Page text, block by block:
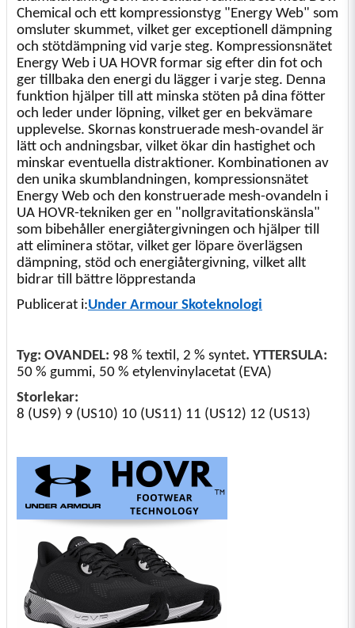
Chemical och ett kompressionstyg "Energy Web" som
omsluter skummet, vilket ger exceptionell dämpning
och stötdämpning vid varje steg. Kompressionsnätet
Energy Web i UA HOVR formar sig efter din fot och
ger tillbaka den energi du lägger i varje steg. Denna
funktion hjälper till att minska stöten på dina fötter
och leder under löpning, vilket ger en bekvämare
upplevelse. Skornas konstruerade mesh-ovandel är
lätt och andningsbar, vilket ökar din hastighet och
minskar eventuella distraktioner. Kombinationen av
den unika skumblandningen, kompressionsnätet
Energy Web och den konstruerade mesh-ovandeln i
UA HOVR-tekniken ger en "nollgravitationskänsla"
som bibehåller energiåtergivningen och hjälper till
att eliminera stötar, vilket ger löpare överlägsen
dämpning, stöd och energiåtergivning, vilket allt
bidrar till bättre löpprestanda
Publicerat i:Under Armour Skoteknologi
Tyg: OVANDEL: 98 % textil, 2 % syntet. YTTERSULA:
50 % gummi, 50 % etylenvinylacetat (EVA)
Storlekar:
8 (US9) 9 (US10) 10 (US11) 11 (US12) 12 (US13)